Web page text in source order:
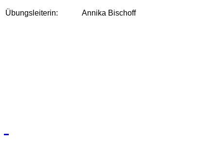
Übungsleiterin: Annika Bischoff